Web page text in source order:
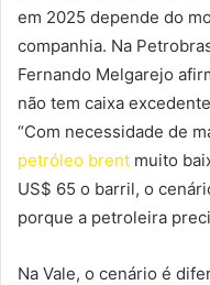
em 2025 depende do
companhia. Na
Fernando Melgarejo
não tem caixa
“Com necessidade de
petróleo brent muito
US$ 65 o barril, o
porque a petroleira
Na Vale, o cenário é